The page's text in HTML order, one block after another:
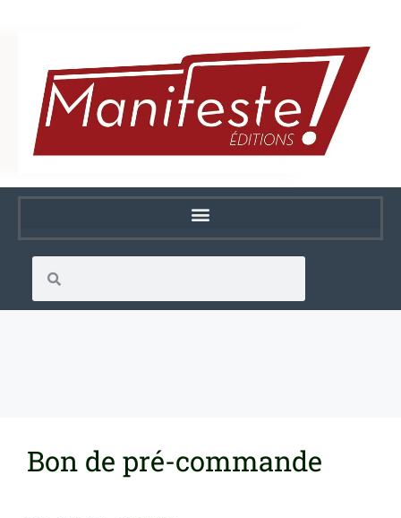
Bon de pré-commande